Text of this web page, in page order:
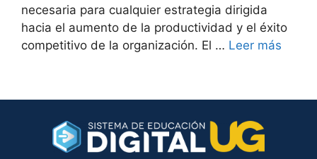
necesaria para cualquier estrategia dirigida
hacia el aumento de la productividad y el éxito
competitivo de la organización. El … Leer más